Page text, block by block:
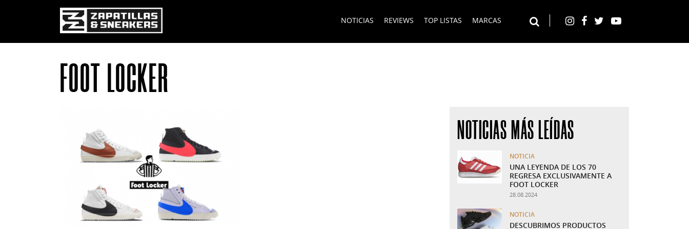
Pasar al contenido principal
NOTICIAS REVIEWS TOP LISTAS MARCAS
FOOT LOCKER
NOTICIAS MÁS LEÍDAS
NOTICIA
UNA LEYENDA DE LOS 70
REGRESA EXCLUSIVAMENTE A
FOOT LOCKER
28.08.2024
NOTICIA
DESCUBRIMOS PRODUCTOS